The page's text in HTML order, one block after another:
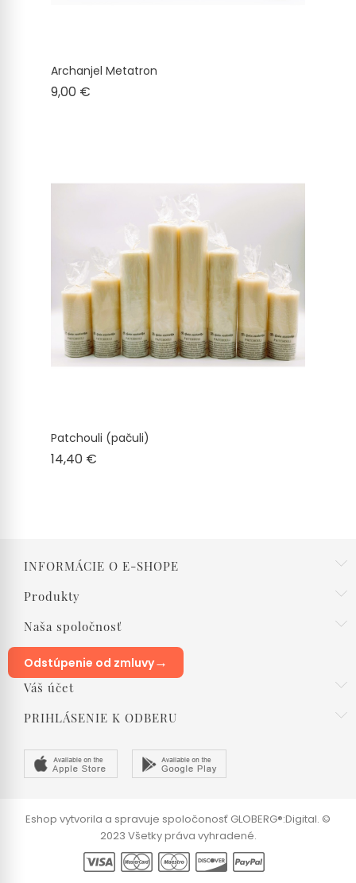
Archanjel Metatron
9,00 €
Patchouli (pačuli)
14,40 €
INFORMÁCIE O E-SHOPE
Produkty
Naša spoločnosť
Odstúpenie od zmluvy→
Váš účet
PRIHLÁSENIE K ODBERU
Eshop vytvorila a spravuje spoločonosť GLOBERG®:Digital. ©
2023 Všetky práva vyhradené.